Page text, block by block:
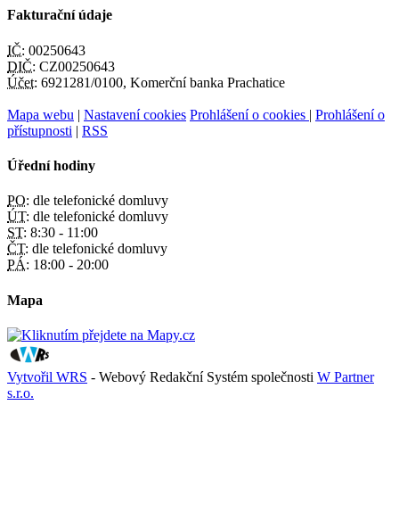
Fakturační údaje
IČ: 00250643
DIČ: CZ00250643
Účet: 6921281/0100, Komerční banka Prachatice
Mapa webu | Nastavení cookies Prohlášení o cookies | Prohlášení o
přístupnosti | RSS
Úřední hodiny
PO: dle telefonické domluvy
ÚT: dle telefonické domluvy
ST: 8:30 - 11:00
ČT: dle telefonické domluvy
PÁ: 18:00 - 20:00
Mapa
Vytvořil WRS - Webový Redakční Systém společnosti W Partner
s.r.o.